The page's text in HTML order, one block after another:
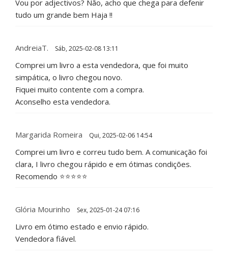
Vou por adjectivos? Não, acho que chega para defenir
tudo um grande bem Haja !!
AndreiaT. Sáb, 2025-02-08 13:11
Comprei um livro a esta vendedora, que foi muito
simpática, o livro chegou novo.
Fiquei muito contente com a compra.
Aconselho esta vendedora.
Margarida Romeira Qui, 2025-02-06 14:54
Comprei um livro e correu tudo bem. A comunicação foi
clara, I livro chegou rápido e em ótimas condições.
Recomendo ⭐⭐⭐⭐⭐
Glória Mourinho Sex, 2025-01-24 07:16
Livro em ótimo estado e envio rápido.
Vendedora fiável.